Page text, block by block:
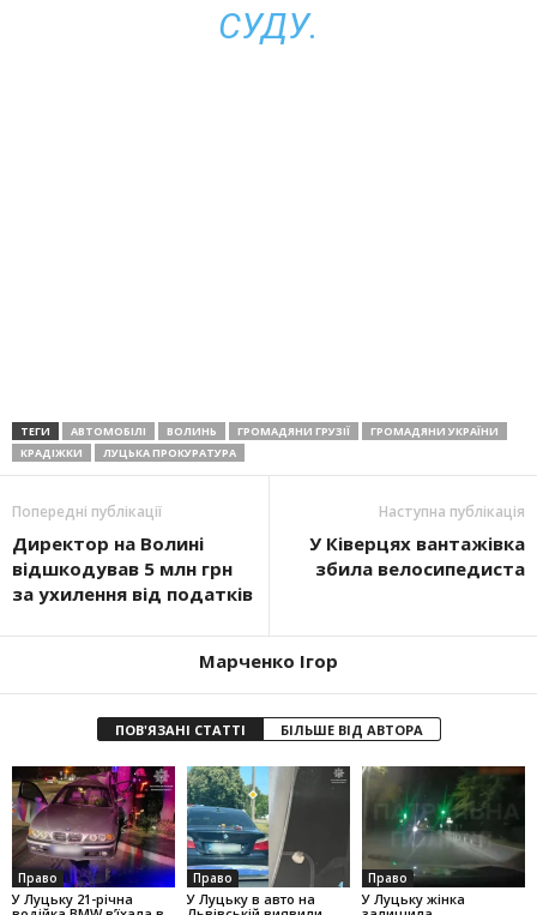
СУДУ.
ТЕГИ АВТОМОБІЛІ ВОЛИНЬ ГРОМАДЯНИ ГРУЗІЇ
ГРОМАДЯНИ УКРАЇНИ
КРАДІЖКИ
ЛУЦЬКА ПРОКУРАТУРА
Попередні публікації
Директор на Волині
відшкодував 5 млн грн
за ухилення від податків
Наступна публікація
У Ківерцях вантажівка
збила велосипедиста
Марченко Ігор
ПОВ'ЯЗАНІ СТАТТІ БІЛЬШЕ ВІД АВТОРА
Право
У Луцьку 21-річна
Право
У Луцьку в авто на
Право
У Луцьку жінка